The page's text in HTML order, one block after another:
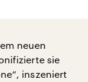
neuen
sie
inszeniert